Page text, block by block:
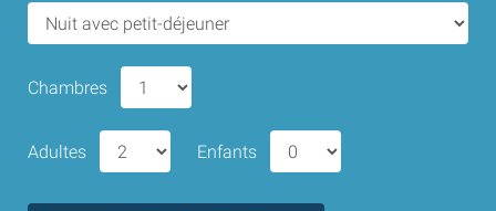
Chambres
Adultes Enfants